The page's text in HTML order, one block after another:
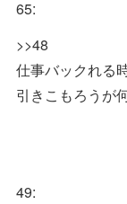
65:
>>48
仕事バックれる
引きこもろうが
49: